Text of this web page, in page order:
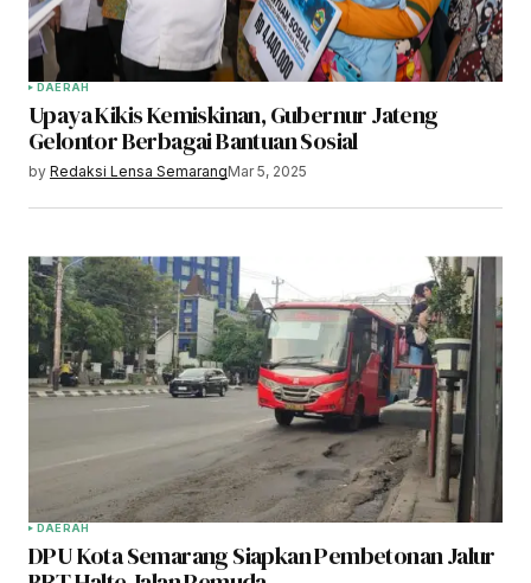
DAERAH
Upaya Kikis Kemiskinan, Gubernur Jateng
Gelontor Berbagai Bantuan Sosial
by Redaksi Lensa SemarangMar 5, 2025
DAERAH
DPU Kota Semarang Siapkan Pembetonan Jalur